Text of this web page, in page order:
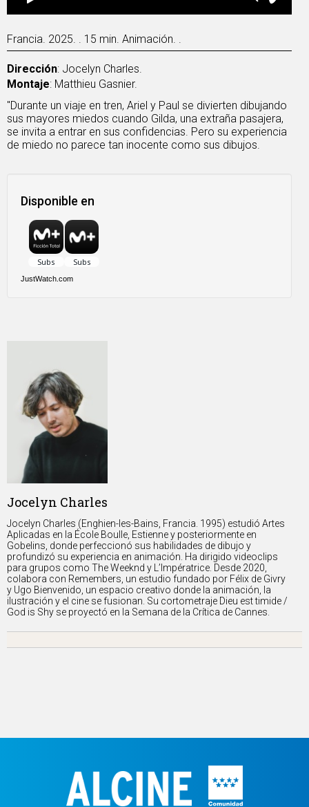
Francia. 2025. . 15 min. Animación. .
Dirección: Jocelyn Charles.
Montaje: Matthieu Gasnier.
"Durante un viaje en tren, Ariel y Paul se divierten dibujando
sus mayores miedos cuando Gilda, una extraña pasajera,
se invita a entrar en sus confidencias. Pero su experiencia
de miedo no parece tan inocente como sus dibujos.
Disponible en
JustWatch.com
Jocelyn Charles
Jocelyn Charles (Enghien-les-Bains, Francia. 1995) estudió Artes
Aplicadas en la École Boulle, Estienne y posteriormente en
Gobelins, donde perfeccionó sus habilidades de dibujo y
profundizó su experiencia en animación. Ha dirigido videoclips
para grupos como The Weeknd y L’Impératrice. Desde 2020,
colabora con Remembers, un estudio fundado por Félix de Givry
y Ugo Bienvenido, un espacio creativo donde la animación, la
ilustración y el cine se fusionan. Su cortometraje Dieu est timide /
God is Shy se proyectó en la Semana de la Crítica de Cannes.